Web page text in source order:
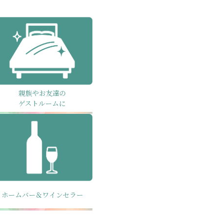
親族やお友達の
ゲストルームに
ホームバー＆ワインセラー